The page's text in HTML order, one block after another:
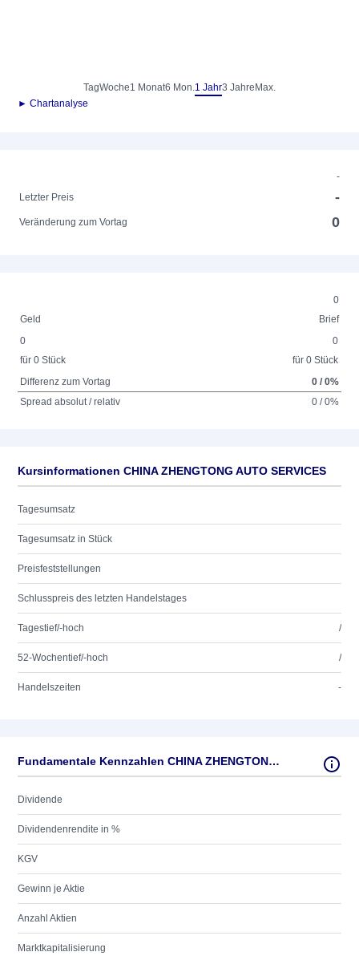
TagWoche1 Monat6 Mon.1 Jahr3 Jahre Max.
► Chartanalyse
-
Letzter Preis
-
Veränderung zum Vortag 0
0
Geld
Brief
0
für 0 Stück
0
für 0 Stück
Differenz zum Vortag
0 / 0%
Spread absolut / relativ
0 / 0%
Kursinformationen CHINA ZHENGTONG AUTO SERVICES
Tagesumsatz
Tagesumsatz in Stück
Preisfeststellungen
Schlusspreis des letzten Handelstages
Tagestief/-hoch /
52-Wochentief/-hoch /
Handelszeiten -
Fundamentale Kennzahlen CHINA ZHENGTONG AUTO SERVICES
Dividende
Dividendenrendite in %
KGV
Gewinn je Aktie
Anzahl Aktien
Marktkapitalisierung